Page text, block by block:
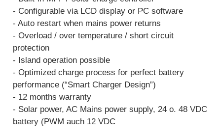
- Configurable via LCD display or PC software
- Auto restart when mains power returns
- Overload / over temperature / short circuit
protection
- Island operation possible
- Optimized charge process for perfect battery
performance (“Smart Charger Design”)
- 12 months warranty
- Solar power, AC Mains power supply, 24 o. 48 VDC
battery (PWM auch 12 VDC